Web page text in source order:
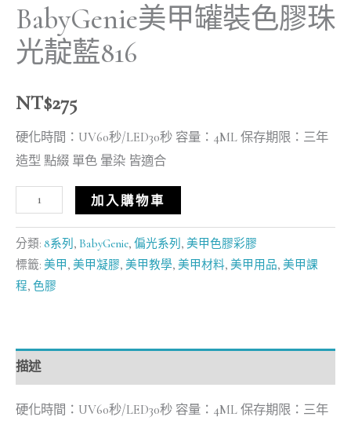
BabyGenie美甲罐裝色膠珠
光靛藍816
NT$275
硬化時間：UV60秒/LED30秒 容量：4ML 保存期限：三年
造型 點綴 單色 暈染 皆適合
加入購物車
分類: 8系列 , BabyGenie, 偏光系列 , 美甲色膠彩膠
標籤: 美甲, 美甲凝膠, 美甲教學, 美甲材料, 美甲用品, 美甲課
程, 色膠
描述
硬化時間：UV60秒/LED30秒 容量：4ML 保存期限：三年